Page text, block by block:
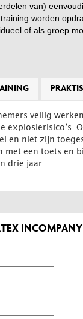
van)
worden
of als groep
veilig
explosierisico’s.
en niet zijn
een toets en
drie jaar.
INCOMPANY